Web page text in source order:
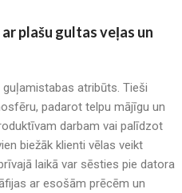
plašu gultas veļas un
atribūts. Tieši
padarot telpu mājīgu un
darbam vai palīdzot
biežāk klienti vēlas veikt
laikā var sēsties pie datora
ar esošām prēcēm un